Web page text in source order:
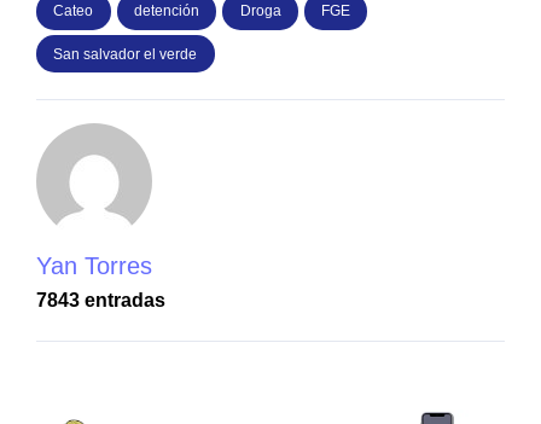
Cateo detención Droga FGE
San salvador el verde
Yan Torres
7843 entradas